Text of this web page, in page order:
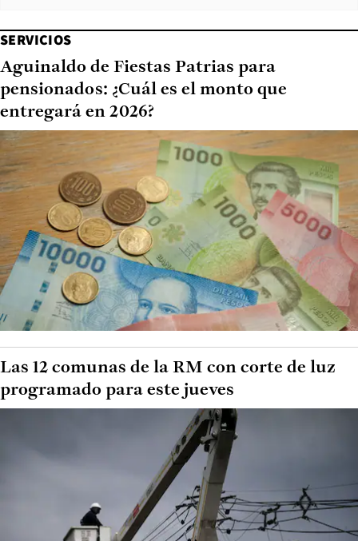
SERVICIOS
Aguinaldo de Fiestas Patrias para
pensionados: ¿Cuál es el monto que
entregará en 2026?
Las 12 comunas de la RM con corte de luz
programado para este jueves